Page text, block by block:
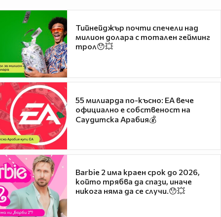
Тийнейджър почти спечели над
милион долара с тотален гейминг
трол😯💥
55 милиарда по-късно: EA вече
официално е собственост на
Саудитска Арабия💰
Barbie 2 има краен срок до 2026,
който трябва да спази, иначе
никога няма да се случи.😯💥